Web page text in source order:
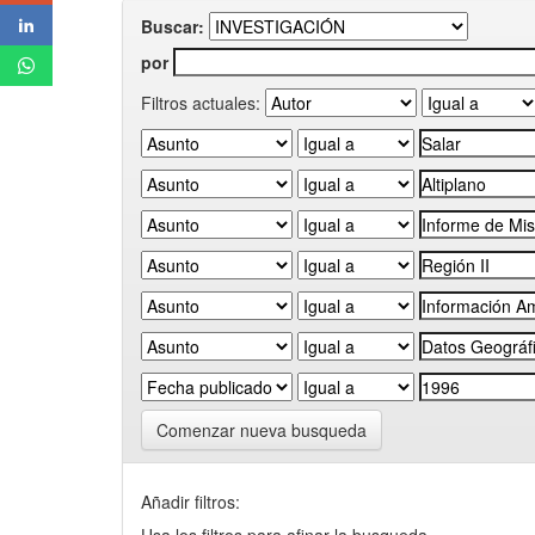
Buscar:
por
Filtros actuales:
Comenzar nueva busqueda
Añadir filtros: